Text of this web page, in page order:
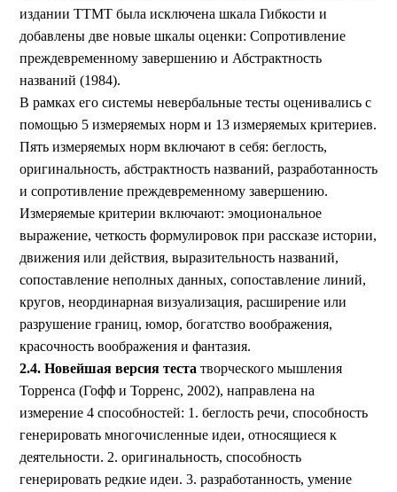
издании TTМT была исключена шкала Гибкости и
добавлены две новые шкалы оценки: Сопротивление
преждевременному завершению и Абстрактность
названий (1984).
В рамках его системы невербальные тесты оценивались с
помощью 5 измеряемых норм и 13 измеряемых критериев.
Пять измеряемых норм включают в себя: беглость,
оригинальность, абстрактность названий, разработанность
и сопротивление преждевременному завершению.
Измеряемые критерии включают: эмоциональное
выражение, четкость формулировок при рассказе истории,
движения или действия, выразительность названий,
сопоставление неполных данных, сопоставление линий,
кругов, неординарная визуализация, расширение или
разрушение границ, юмор, богатство воображения,
красочность воображения и фантазия.
2.4. Новейшая версия теста творческого мышления
Торренса (Гофф и Торренс, 2002), направлена на
измерение 4 способностей: 1. беглость речи, способность
генерировать многочисленные идеи, относящиеся к
деятельности. 2. оригинальность, способность
генерировать редкие идеи. 3. разработанность, умение